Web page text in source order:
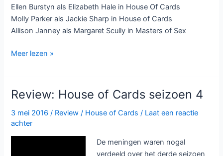
Ellen Burstyn als Elizabeth Hale in House Of Cards
Molly Parker als Jackie Sharp in House of Cards
Allison Janney als Margaret Scully in Masters of Sex
Nomaties
2016
bekend:
Game
of
Thones,
American
Meer lezen »
Review: House of Cards seizoen 4
3 mei 2016/ Review / House of Cards / Laat een reactie
achter
De meningen waren nogal
verdeeld over het derde seizoen